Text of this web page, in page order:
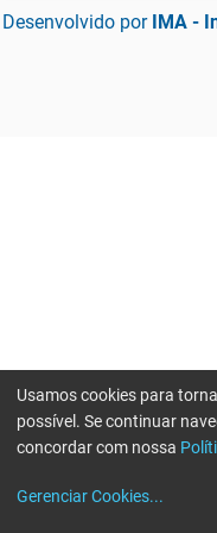
Desenvolvido por IMA -
Usamos cookies para
possível. Se continuar
concordar com nossa
Gerenciar Cookies...
Erro ao enviar